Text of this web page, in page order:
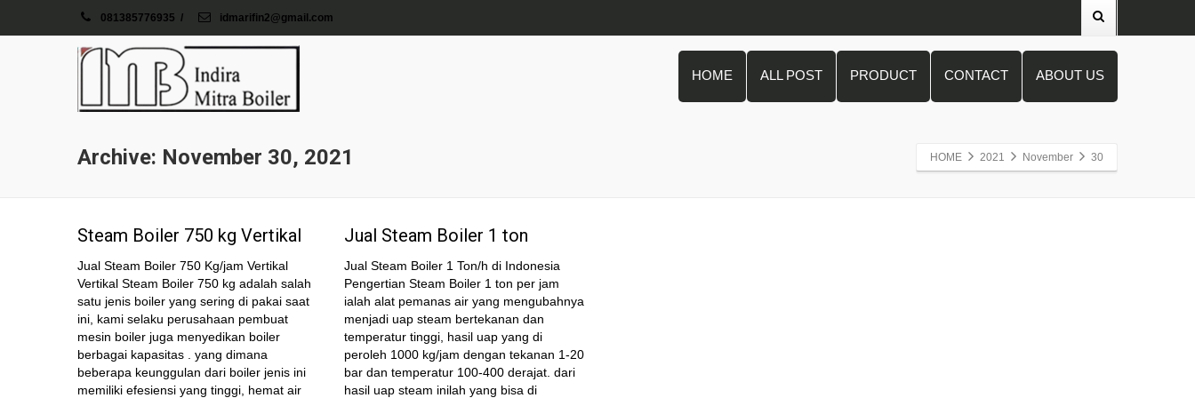
081385776935 / idmarifin2@gmail.com
HOME ALL POST PRODUCT CONTACT ABOUT US
Archive: November 30, 2021 HOME 2021 November 30
Steam Boiler 750 kg Vertikal
Jual Steam Boiler 750 Kg/jam Vertikal
Vertikal Steam Boiler 750 kg adalah salah
satu jenis boiler yang sering di pakai saat
ini, kami selaku perusahaan pembuat
mesin boiler juga menyedikan boiler
berbagai kapasitas . yang dimana
beberapa keunggulan dari boiler jenis ini
memiliki efesiensi yang tinggi, hemat air
Jual Steam Boiler 1 ton
Jual Steam Boiler 1 Ton/h di Indonesia
Pengertian Steam Boiler 1 ton per jam
ialah alat pemanas air yang mengubahnya
menjadi uap steam bertekanan dan
temperatur tinggi, hasil uap yang di
peroleh 1000 kg/jam dengan tekanan 1-20
bar dan temperatur 100-400 derajat. dari
hasil uap steam inilah yang bisa di